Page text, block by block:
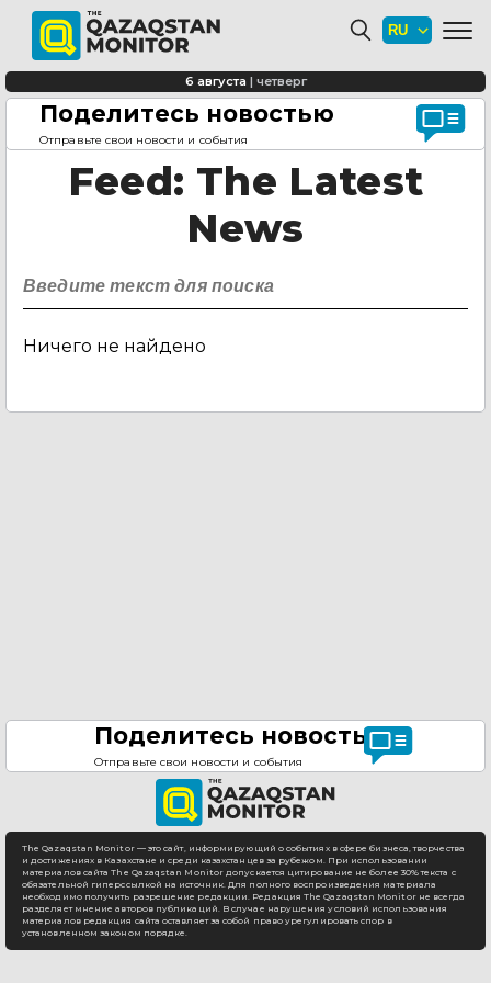
Поделитесь новостью
Отправьте свои новости и события
6 августа | четверг
Главная страница
Feed: The Latest
News
Ничего не найдено
Поделитесь новостью
Отправьте свои новости и события
The Qazaqstan Monitor — это сайт, информирующий о событиях в сфере бизнеса, творчества
и достижениях в Казахстане и среди казахстанцев за рубежом. При использовании
материалов сайта The Qazaqstan Monitor допускается цитирование не более 30% текста с
обязательной гиперссылкой на источник. Для полного воспроизведения материала
необходимо получить разрешение редакции. Редакция The Qazaqstan Monitor не всегда
разделяет мнение авторов публикаций. В случае нарушения условий использования
материалов редакция сайта оставляет за собой право урегулировать спор в
установленном законом порядке.